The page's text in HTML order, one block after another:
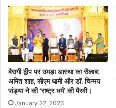
बैरागी द्वीप पर उमड़ा आस्था का सैलाब:
अमित शाह, सीएम धामी और डॉ. चिन्मय
पांड्या ने की ‘राष्ट्र धर्म’ की पैरवी।
January 22, 2026